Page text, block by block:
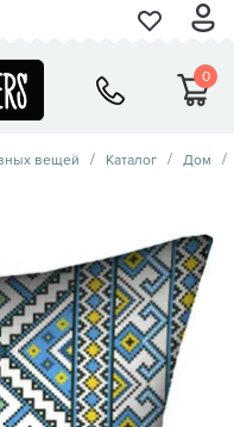
0
вещей Каталог Дом